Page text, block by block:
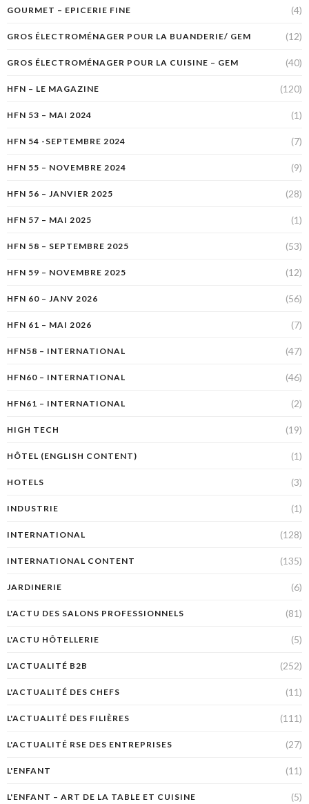
GOURMET – EPICERIE FINE (4)
GROS ÉLECTROMÉNAGER POUR LA BUANDERIE/ GEM (12)
GROS ÉLECTROMÉNAGER POUR LA CUISINE – GEM (40)
HFN – LE MAGAZINE (120)
HFN 53 – MAI 2024 (1)
HFN 54 -SEPTEMBRE 2024 (7)
HFN 55 – NOVEMBRE 2024 (9)
HFN 56 – JANVIER 2025 (28)
HFN 57 – MAI 2025 (1)
HFN 58 – SEPTEMBRE 2025 (53)
HFN 59 – NOVEMBRE 2025 (12)
HFN 60 – JANV 2026 (56)
HFN 61 – MAI 2026 (7)
HFN58 – INTERNATIONAL (47)
HFN60 – INTERNATIONAL (46)
HFN61 – INTERNATIONAL (2)
HIGH TECH (19)
HÔTEL (ENGLISH CONTENT) (1)
HOTELS (3)
INDUSTRIE (1)
INTERNATIONAL (128)
INTERNATIONAL CONTENT (135)
JARDINERIE (6)
L'ACTU DES SALONS PROFESSIONNELS (81)
L'ACTU HÔTELLERIE (5)
L'ACTUALITÉ B2B (252)
L'ACTUALITÉ DES CHEFS (11)
L'ACTUALITÉ DES FILIÈRES (111)
L'ACTUALITÉ RSE DES ENTREPRISES (27)
L'ENFANT (11)
L'ENFANT – ART DE LA TABLE ET CUISINE (5)